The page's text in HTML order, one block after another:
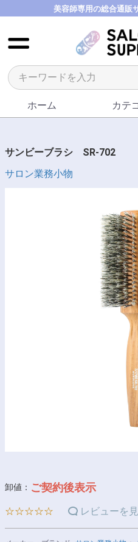
美容師専用の総合通販
ホーム カテ
サンビーブラシ SR-702
サロン業務小物
卸値： ご契約後表示
☆☆☆☆☆ レビューを